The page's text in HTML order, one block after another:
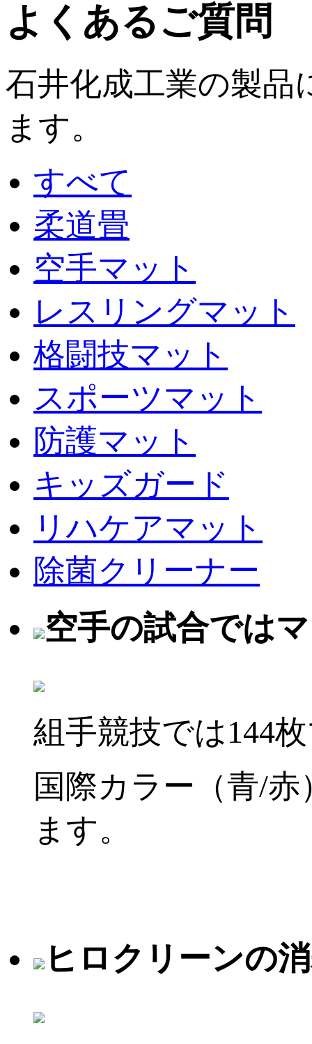
よくあるご質問
石井化成工業の製品
ます。
すべて
柔道畳
空手マット
レスリングマット
格闘技マット
スポーツマット
防護マット
キッズガード
リハケアマット
除菌クリーナー
空手の試合では
組手競技では144
国際カラー（青/
ます。
ヒロクリーンの